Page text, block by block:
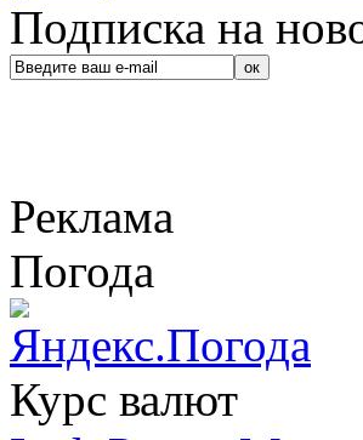
Подписка на
Реклама
Погода
Курс валют